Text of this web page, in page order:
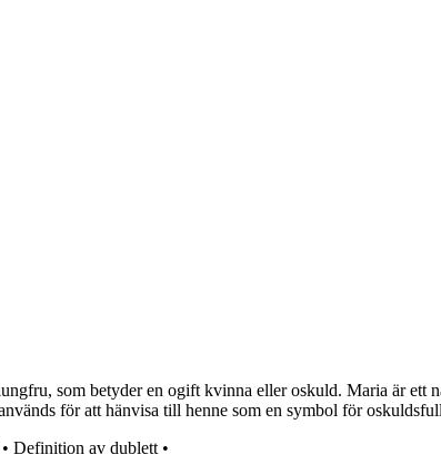
som betyder en ogift kvinna eller oskuld. Maria är ett
för att hänvisa till henne som en symbol för
• Definition av dublett •